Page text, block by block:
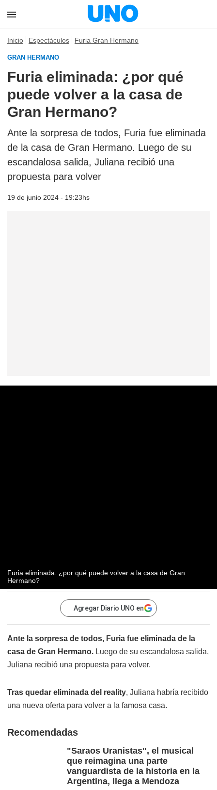
Inicio Espectáculos Furia Gran Hermano
GRAN HERMANO
Furia eliminada: ¿por qué
puede volver a la casa de
Gran Hermano?
Ante la sorpresa de todos, Furia fue eliminada
de la casa de Gran Hermano. Luego de su
escandalosa salida, Juliana recibió una
propuesta para volver
19 de junio 2024 - 19:23hs
Furia eliminada: ¿por qué puede volver a la casa de Gran
Hermano?
Agregar Diario UNO en
Ante la sorpresa de todos, Furia fue eliminada de la
casa de Gran Hermano. Luego de su escandalosa salida,
Juliana recibió una propuesta para volver.
Tras quedar eliminada del reality, Juliana habría recibido
una nueva oferta para volver a la famosa casa.
Recomendadas
"Saraos Uranistas", el musical
que reimagina una parte
vanguardista de la historia en la
Argentina, llega a Mendoza